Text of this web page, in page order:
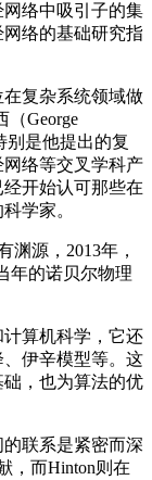
络中吸引子的集
络的基础研究指
复杂系统领域做
（George
别是他提出的复
络等交叉学科产
开始认可那些在
学家。
源，2013年，
年的诺贝尔物理
算机科学，它还
伊辛模型等。这
，也为算法的优
联系是紧密而深
，而Hinton则在